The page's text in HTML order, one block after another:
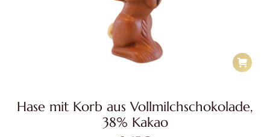
Hase mit Korb aus Vollmilchschokolade,
38% Kakao